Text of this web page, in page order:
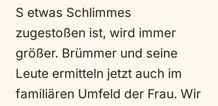
S etwas Schlimmes
zugestoßen ist, wird immer
größer. Brümmer und seine
Leute ermitteln jetzt auch im
familiären Umfeld der Frau. Wir